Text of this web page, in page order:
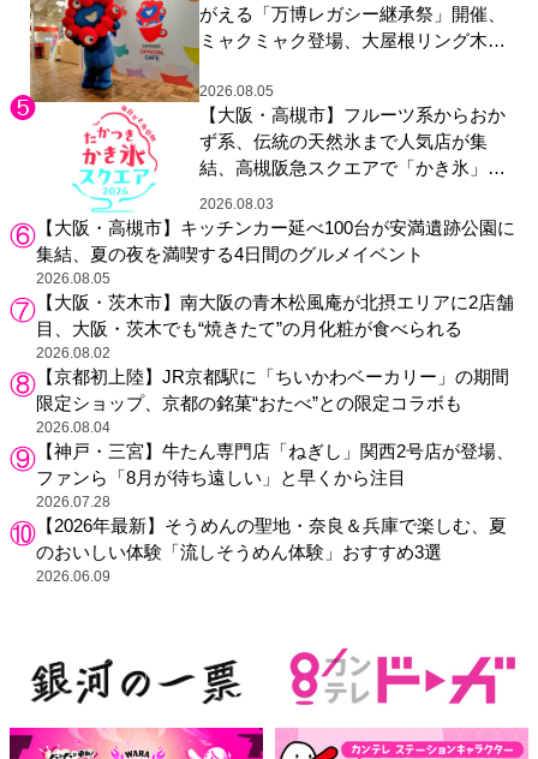
がえる「万博レガシー継承祭」開催、
ミャクミャク登場、大屋根リング木材
展示も
2026.08.05
【大阪・高槻市】フルーツ系からおか
ず系、伝統の天然氷まで人気店が集
結、高槻阪急スクエアで「かき氷」祭
り
2026.08.03
【大阪・高槻市】キッチンカー延べ100台が安満遺跡公園に
集結、夏の夜を満喫する4日間のグルメイベント
2026.08.05
【大阪・茨木市】南大阪の青木松風庵が北摂エリアに2店舗
目、大阪・茨木でも“焼きたて”の月化粧が食べられる
2026.08.02
【京都初上陸】JR京都駅に「ちいかわベーカリー」の期間
限定ショップ、京都の銘菓“おたべ”との限定コラボも
2026.08.04
【神戸・三宮】牛たん専門店「ねぎし」関西2号店が登場、
ファンら「8月が待ち遠しい」と早くから注目
2026.07.28
【2026年最新】そうめんの聖地・奈良＆兵庫で楽しむ、夏
のおいしい体験「流しそうめん体験」おすすめ3選
2026.06.09